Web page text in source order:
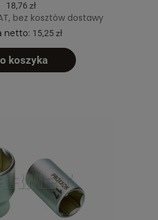
18,76 zł
bez kosztów dostawy
netto: 15,25 zł
koszyka